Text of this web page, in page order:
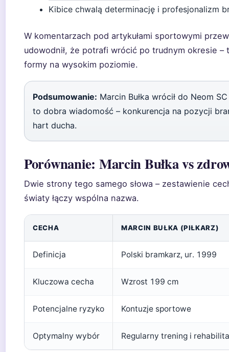
Kibice chwalą determinację i profesjonalizm
W komentarzach pod artykułami sportowymi
udowodnił, że potrafi wrócić po trudnym okresie
formy na wysokim poziomie.
Podsumowanie: Marcin Bułka wrócił do Neom
to dobra wiadomość – konkurencja na pozycji
hart ducha.
Porównanie: Marcin Bułka vs
Dwie strony tego samego słowa – zestawienie
światy łączy wspólna nazwa.
CECHA MARCIN BUŁKA (PIŁKARZ)
Definicja Polski bramkarz, ur. 1999
Kluczowa cecha Wzrost 199 cm
Potencjalne ryzyko Kontuzje sportowe
Optymalny wybór Regularny trening i